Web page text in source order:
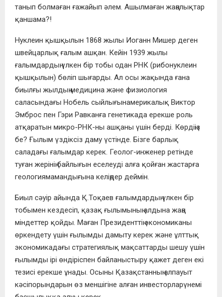
танып болмаған ғажайып әлем. Ашылмаған жаңалықтар
қаншама?!
Нуклеин қышқылын 1868 жылы Иоганн Мишер деген
швейцарлық ғалым ашқан. Кейін 1939 жылы
ғалымдардың үлкен бір тобы одан РНК (рибонуклеин
қышқылын) бөліп шығарды. Ал осы жақында ғана
биылғы жылдың медицина және физиология
саласындағы Нобель сыйлығынамерикалық Виктор
Эмброс пен Гэри Равканға генетикада ерекше роль
атқаратын микро-РНК-ны ашқаны үшін берді. Көрдіңіз
бе? Ғылым үздіксіз даму үстінде. Бізге барлық
саладағы ғалымдар керек. Геолог-инженер ретінде
туған жерінің байлығын еселеуді алға қойған жастарға
геологиямамандығына келіңдер деймін.
Биыл сәуір айында Қ.Тоқаев ғалымдардың үлкен бір
тобымен кездесіп, қазақ ғылымының алдына жаңа
міндеттер қойды. Маған Президенттің экономиканы
өркендету үшін ғылымды дамыту керек және ұлттық
экономикадағы стратегиялық мақсаттарды шешу үшін
ғылымды ірі өндіріспен байланыстыру қажет деген екі
тезисі ерекше ұнады. Осыны Қазақстанның алпауыт
кәсіпорындарын өз меншігіне алған инвесторларүнемі